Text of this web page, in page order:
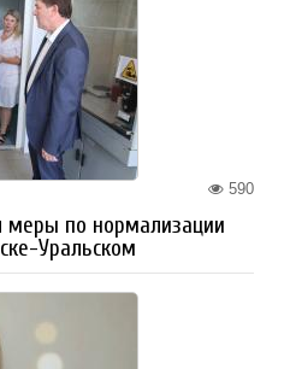
590
по нормализации
Уральском